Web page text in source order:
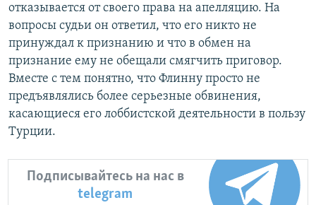
отказывается от своего права на апелляцию. На
вопросы судьи он ответил, что его никто не
принуждал к признанию и что в обмен на
признание ему не обещали смягчить приговор.
Вместе с тем понятно, что Флинну просто не
предъявлялись более серьезные обвинения,
касающиеся его лоббистской деятельности в пользу
Турции.
Подписывайтесь на нас в
telegram